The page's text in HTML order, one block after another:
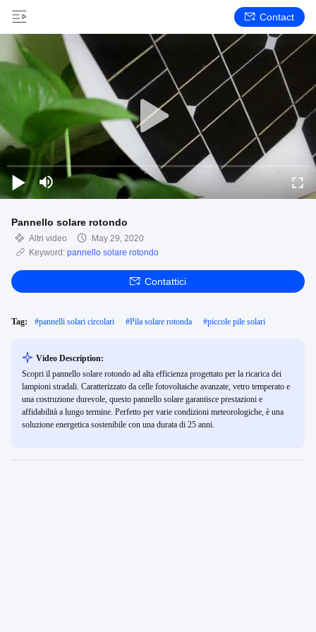
Contact
Pannello solare rotondo
Altri video
May 29, 2020
Keyword: pannello solare rotondo
Contattici
Tag: #pannelli solari circolari #Pila solare rotonda #piccole pile solari
Video Description:
Scopri il pannello solare rotondo ad alta efficienza progettato per la ricarica dei
lampioni stradali. Caratterizzato da celle fotovoltaiche avanzate, vetro temperato e
una costruzione durevole, questo pannello solare garantisce prestazioni e
affidabilità a lungo termine. Perfetto per varie condizioni meteorologiche, è una
soluzione energetica sostenibile con una durata di 25 anni.